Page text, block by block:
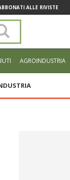
ALLE RIVISTE
sito
AGROINDUSTRIA